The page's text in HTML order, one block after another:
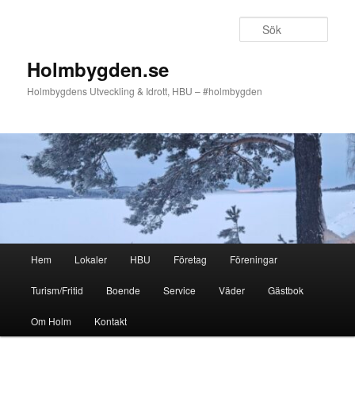
Holmbygden.se
Holmbygdens Utveckling & Idrott, HBU – #holmbygden
Hem Lokaler HBU Företag Föreningar
Turism/Fritid Boende Service Väder Gästbok
Om Holm Kontakt